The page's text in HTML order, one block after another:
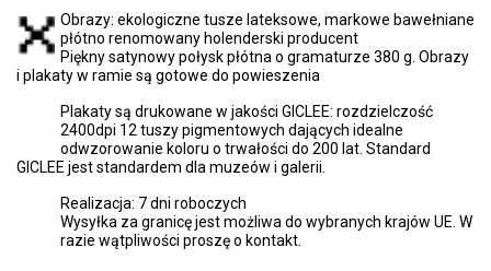
Obrazy: ekologiczne tusze lateksowe, markowe bawełniane
płótno renomowany holenderski producent
Piękny satynowy połysk płótna o gramaturze 380 g. Obrazy
i plakaty w ramie są gotowe do powieszenia
Plakaty są drukowane w jakości GICLEE: rozdzielczość
2400dpi 12 tuszy pigmentowych dających idealne
odwzorowanie koloru o trwałości do 200 lat. Standard
GICLEE jest standardem dla muzeów i galerii.
Realizacja: 7 dni roboczych
Wysyłka za granicę jest możliwa do wybranych krajów UE. W
razie wątpliwości proszę o kontakt.